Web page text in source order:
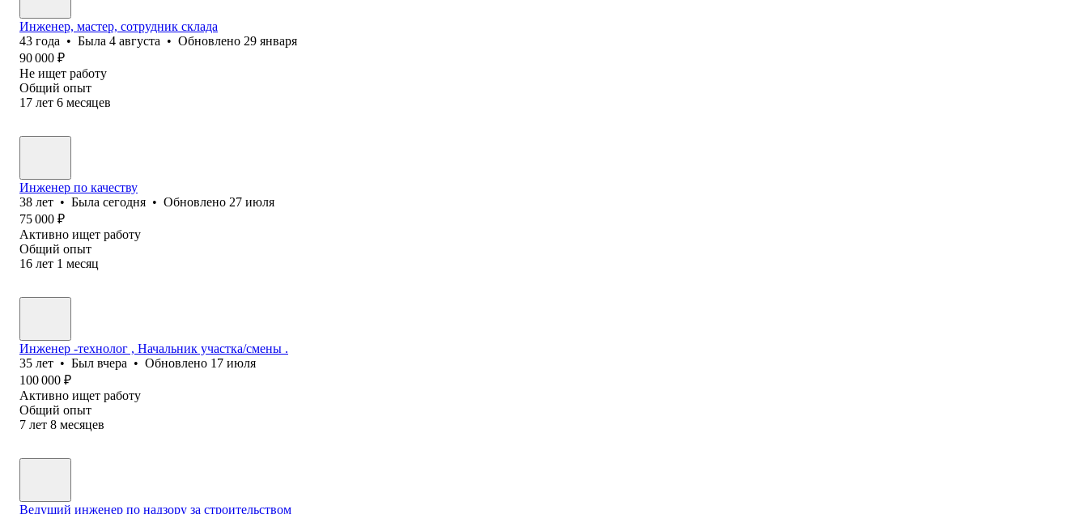
Инженер, мастер, сотрудник склада
43 года • Была 4 августа • Обновлено 29 января
90 000 ₽
Не ищет работу
Общий опыт
17 лет 6 месяцев
Инженер по качеству
38 лет • Была сегодня • Обновлено 27 июля
75 000 ₽
Активно ищет работу
Общий опыт
16 лет 1 месяц
Инженер -технолог , Начальник участка/смены .
35 лет • Был вчера • Обновлено 17 июля
100 000 ₽
Активно ищет работу
Общий опыт
7 лет 8 месяцев
Ведущий инженер по надзору за строительством